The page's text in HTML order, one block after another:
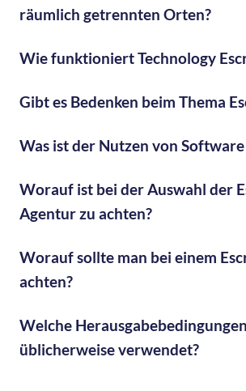
räumlich getrennten Orten?
Wie funktioniert Technology
Gibt es Bedenken beim Thema
Was ist der Nutzen von
Worauf ist bei der Auswahl der
Agentur zu achten?
Worauf sollte man bei einem
achten?
Welche
üblicherweise verwendet?